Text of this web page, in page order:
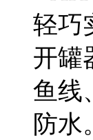
轻巧
开罐
鱼线
防水